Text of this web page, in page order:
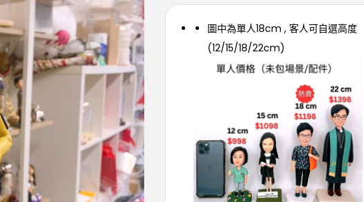
圖中為單人18cm , 客人可自選高度
(12/15/18/22cm)